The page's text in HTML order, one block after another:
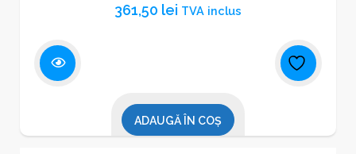
361,50 lei TVA inclus
ADAUGĂ ÎN COȘ